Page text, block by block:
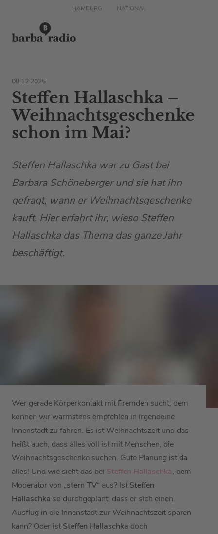
HAMBURG NATIONAL
08.12.2025
Steffen Hallaschka –
Weihnachtsgeschenke
schon im Mai?
Steffen Hallaschka war zu Gast bei
Barbara Schöneberger und sie hat ihn
gefragt, wann er Weihnachtsgeschenke
kauft. Hier erfahrt ihr, wieso Steffen
Hallaschka das Thema das ganze Jahr
beschäftigt.
Wer gerade Körperkontakt mit Fremden sucht, dem
können wir wärmstens empfehlen in irgendeine
Innenstadt zu fahren. Es ist Weihnachtszeit und das
heißt auch, dass alles voll ist mit Menschen, die
Weihnachtsgeschenke suchen. Gute Planung ist da
alles! Und wie sieht das bei Steffen Hallaschka, dem
Moderator von „stern TV“ aus? Ist Steffen
Hallaschka so durchgeplant, dass er sich einen
Ausflug in die Innenstadt zur Weihnachtszeit sparen
kann? Oder ist Steffen Hallaschka doch